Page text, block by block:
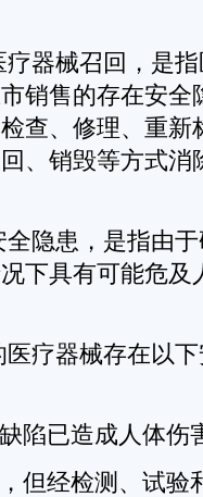
器械召回，是指
销售的存在安全
查、修理、重新
、销毁等方式消
隐患，是指由于
下具有可能危及
疗器械存在以下
陷已造成人体伤
但经检测、试验